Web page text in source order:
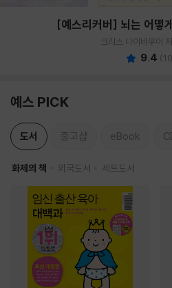
[예스리커버] 뇌는 어떻
크리스 나이바우어
9.4 (
예스 PICK
도서 중고샵 eBook
화제의 책 외국도서 세트도서